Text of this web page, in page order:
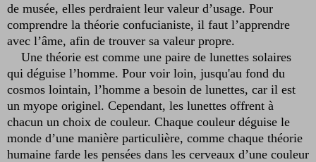
de musée, elles perdraient leur valeur d’usage. Pour
comprendre la théorie confucianiste, il faut l’apprendre
avec l’âme, afin de trouver sa valeur propre.
Une théorie est comme une paire de lunettes solaires
qui déguise l’homme. Pour voir loin, jusqu'au fond du
cosmos lointain, l’homme a besoin de lunettes, car il est
un myope originel. Cependant, les lunettes offrent à
chacun un choix de couleur. Chaque couleur déguise le
monde d’une manière particulière, comme chaque théorie
humaine farde les pensées dans les cerveaux d’une couleur